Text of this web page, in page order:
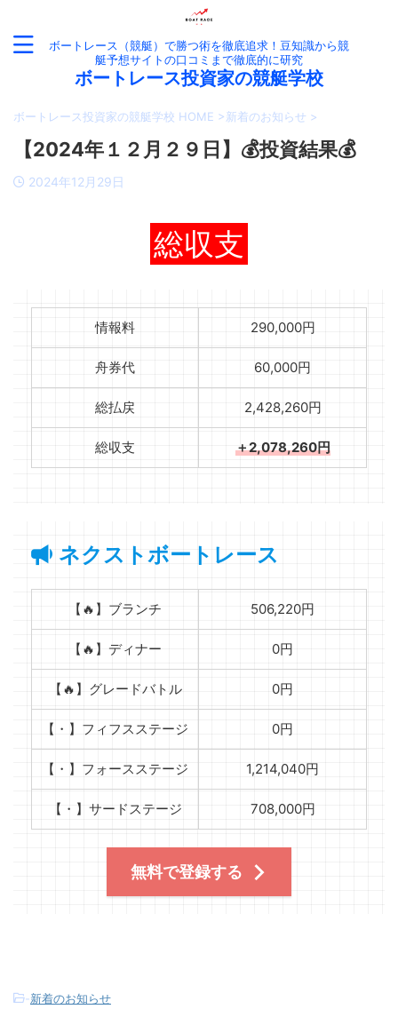
ボートレース（競艇）で勝つ術を徹底追求！豆知識から競
艇予想サイトの口コミまで徹底的に研究
ボートレース投資家の競艇学校
ボートレース投資家の競艇学校 HOME >新着のお知らせ >
【2024年１２月２９日】💰投資結果💰
2024年12月29日
総収支
情報料 290,000円
舟券代 60,000円
総払戻 2,428,260円
総収支 ＋2,078,260円
ネクストボートレース
【🔥】ブランチ 506,220円
【🔥】ディナー 0円
【🔥】グレードバトル 0円
【・】フィフスステージ 0円
【・】フォースステージ 1,214,040円
【・】サードステージ 708,000円
無料で登録する
-新着のお知らせ